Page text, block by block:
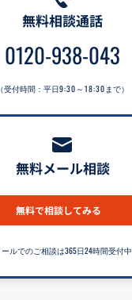
無料相談通話
0120-938-043
（受付時間：平日9:30～18:30 まで）
無料メール相談
無料で相談してみる
ールでのご相談は365日24時間受付中